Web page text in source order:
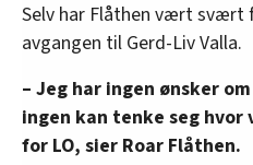
Selv har Flåthen vært svært
avgangen til Gerd-Liv Valla.
– Jeg har ingen ønsker
ingen kan tenke seg hvor
for LO, sier Roar Flåthen.